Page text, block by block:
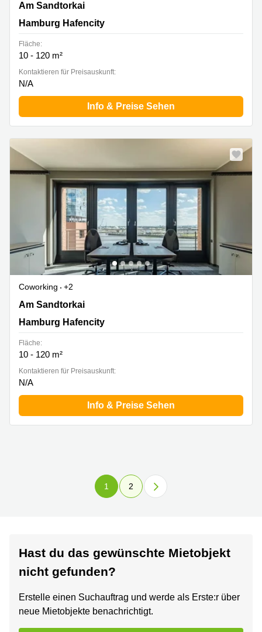
Am Sandtorkai 77, Hamburg Hafencity
Am Sandtorkai
Hamburg Hafencity
Fläche:
10 - 120 m²
Kontaktieren für Preisauskunft:
N/A
Info & Preise Sehen
Coworking
+2
Am Sandtorkai 77, Hamburg Hafencity
Am Sandtorkai
Hamburg Hafencity
Fläche:
10 - 120 m²
Kontaktieren für Preisauskunft:
N/A
Info & Preise Sehen
1 2
Hast du das gewünschte Mietobjekt
nicht gefunden?
Erstelle einen Suchauftrag und werde als Erste:r über
neue Mietobjekte benachrichtigt.